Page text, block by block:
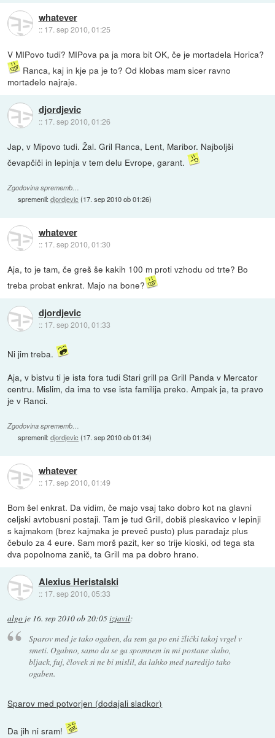
whatever
:: 17. sep 2010, 01:25
V MIPovo tudi? MIPova pa ja mora bit OK, če je mortadela Horica?
Ranca, kaj in kje pa je to? Od klobas mam sicer ravno
mortadelo najraje.
djordjevic
:: 17. sep 2010, 01:26
Jap, v Mipovo tudi. Žal. Gril Ranca, Lent, Maribor. Najboljši
čevapčiči in lepinja v tem delu Evrope, garant.
Zgodovina sprememb…
spremenil:djordjevic (17. sep 2010 ob 01:26)
whatever
:: 17. sep 2010, 01:30
Aja, to je tam, če greš še kakih 100 m proti vzhodu od trte? Bo
treba probat enkrat. Majo na bone?
djordjevic
:: 17. sep 2010, 01:33
Ni jim treba.
Aja, v bistvu ti je ista fora tudi Stari grill pa Grill Panda v Mercator
centru. Mislim, da ima to vse ista familija preko. Ampak ja, ta pravo
je v Ranci.
Zgodovina sprememb…
spremenil:djordjevic (17. sep 2010 ob 01:34)
whatever
:: 17. sep 2010, 01:49
Bom šel enkrat. Da vidim, če majo vsaj tako dobro kot na glavni
celjski avtobusni postaji. Tam je tud Grill, dobiš pleskavico v lepinji
s kajmakom (brez kajmaka je preveč pusto) plus paradajz plus
čebulo za 4 eure. Sam morš pazit, ker so trije kioski, od tega sta
dva popolnoma zanič, ta Grill ma pa dobro hrano.
Alexius Heristalski
:: 17. sep 2010, 05:33
algo je 16. sep 2010 ob 20:05izjavil:
Sparov med je tako ogaben, da sem ga po eni žlički takoj vrgel v
smeti. Ogabno, samo da se ga spomnem in mi postane slabo,
bljack, fuj, človek si ne bi mislil, da lahko med naredijo tako
ogaben.
Sparov med potvorjen (dodajali sladkor)
Da jih ni sram!